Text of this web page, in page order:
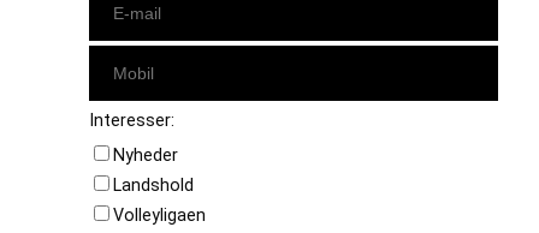
Interesser:
Nyheder
Landshold
Volleyligaen